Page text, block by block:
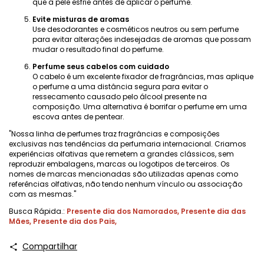
que a pele esfrie antes de aplicar o perfume.
Evite misturas ​​de aromas
Use desodorantes e cosméticos neutros ou sem perfume
para evitar alterações indesejadas de aromas que possam
mudar o resultado final do perfume.
Perfume seus cabelos com cuidado
O cabelo é um excelente fixador de fragrâncias, mas aplique
o perfume a uma distância segura para evitar o
ressecamento causado pelo álcool presente na
composição. Uma alternativa é borrifar o perfume em uma
escova antes de pentear.
"Nossa linha de perfumes traz fragrâncias e composições
exclusivas nas tendências da perfumaria internacional. Criamos
experiências olfativas que remetem a grandes clássicos, sem
reproduzir embalagens, marcas ou logotipos de terceiros. Os
nomes de marcas mencionadas são utilizadas apenas como
referências olfativas, não tendo nenhum vínculo ou associação
com as mesmas."
Busca Rápida.: Presente dia dos Namorados, Presente dia das
Mães, Presente dia dos Pais,
Compartilhar